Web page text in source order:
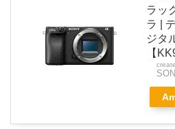
ラッ
ラ |
ジタ
【